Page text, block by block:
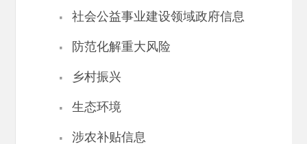
· 社会公益事业建设领域政府信息
· 防范化解重大风险
· 乡村振兴
· 生态环境
· 涉农补贴信息